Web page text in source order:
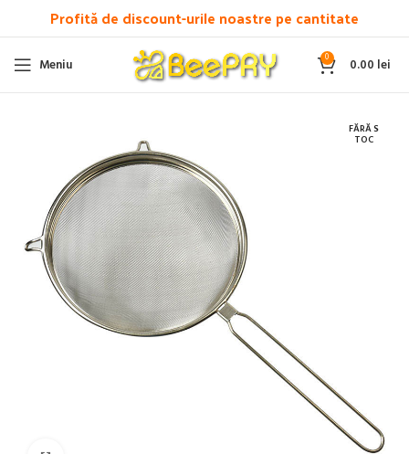
Profită de discount-urile noastre pe cantitate
Meniu 0 0.00 lei
FĂRĂ S
TOC